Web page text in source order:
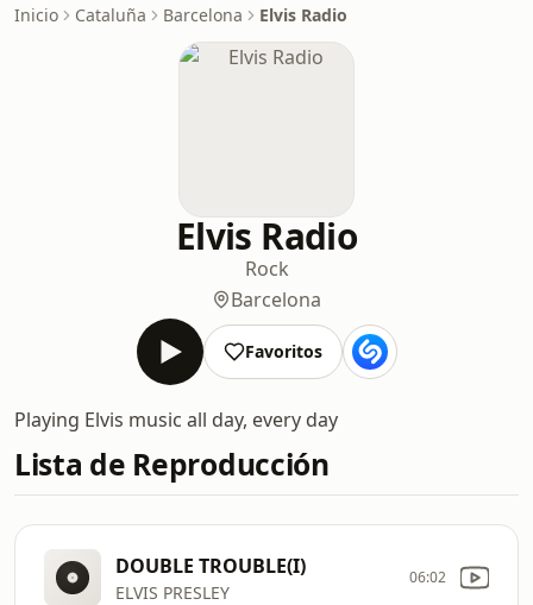
Inicio Cataluña Barcelona Elvis Radio
Elvis Radio
Rock
Barcelona
Favoritos
Playing Elvis music all day, every day
Lista de Reproducción
DOUBLE TROUBLE(I)
ELVIS PRESLEY
06:02